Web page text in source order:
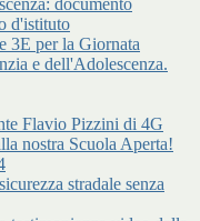
documento
d'istituto
3E per la Giornata
e dell'Adolescenza.
Flavio Pizzini di 4G
nostra Scuola Aperta!
stradale senza